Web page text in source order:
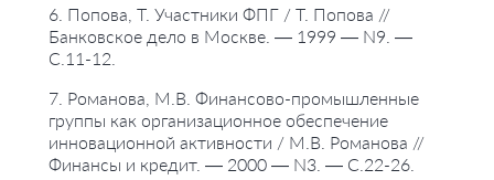
6. Попова, Т. Участники ФПГ / Т. Попова //
Банковское дело в Москве. — 1999 — N9. —
С.11-12.
7. Романова, М.В. Финансово-промышленные
группы как организационное обеспечение
инновационной активности / М.В. Романова //
Финансы и кредит. — 2000 — N3. — С.22-26.